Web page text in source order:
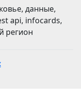
данные,
api, infocards,
регион